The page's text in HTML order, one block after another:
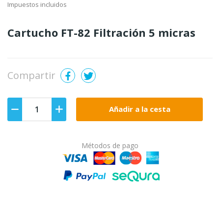
Impuestos incluidos
Cartucho FT-82 Filtración 5 micras
Compartir
Añadir a la cesta
Métodos de pago